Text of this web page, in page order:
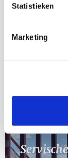
Statistieken
Marketing
23